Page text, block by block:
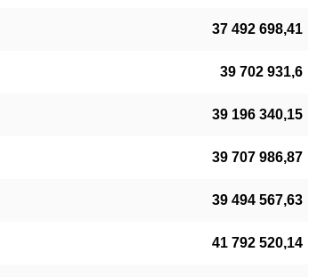
37 492 698,41
39 702 931,6
39 196 340,15
39 707 986,87
39 494 567,63
41 792 520,14